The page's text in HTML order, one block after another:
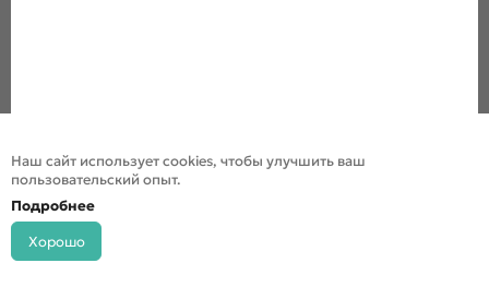
Наш сайт использует cookies, чтобы улучшить ваш
пользовательский опыт.
Подробнее
Хорошо